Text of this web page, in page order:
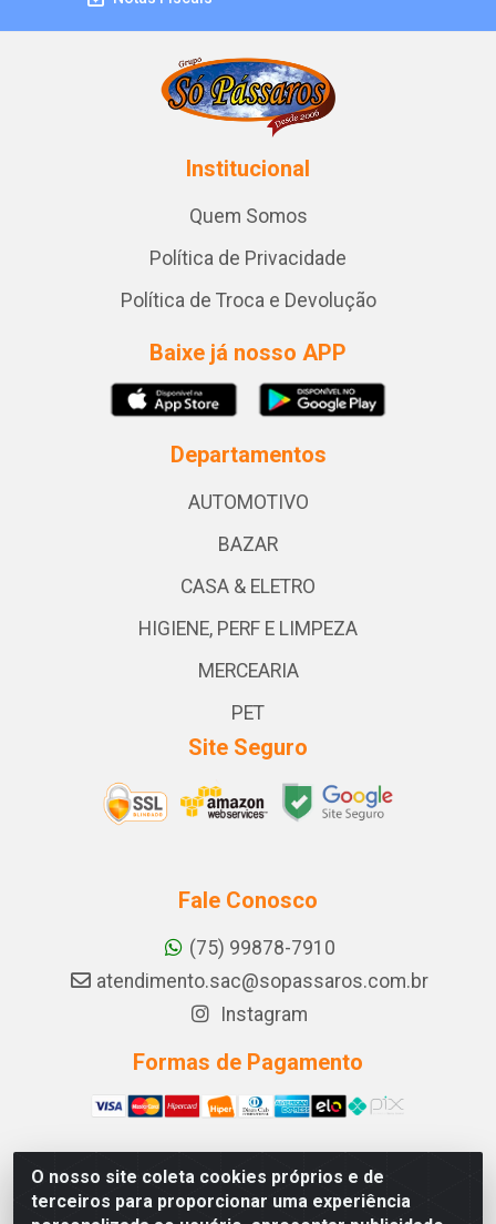
O nosso site coleta cookies próprios e de
terceiros para proporcionar uma experiência
Institucional
Quem Somos
Política de Privacidade
Política de Troca e Devolução
Baixe já nosso APP
Departamentos
AUTOMOTIVO
BAZAR
CASA & ELETRO
HIGIENE, PERF E LIMPEZA
MERCEARIA
PET
Site Seguro
Fale Conosco
(75) 99878-7910
atendimento.sac@sopassaros.com.br
Instagram
Formas de Pagamento
A PINA DOS SANTOS DELEZZOTTE LTDA - RODOVIA BA
233, 27 - ZONA RURAL, ITABERABA/BA - CEP 46.880-